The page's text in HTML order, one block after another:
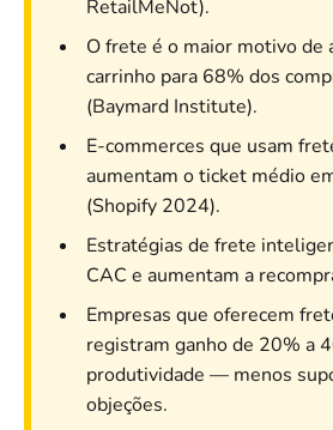
RetailMeNot).
O frete é o maior motivo de
carrinho para 68% dos
(Baymard Institute).
E-commerces que usam
aumentam o ticket médio
(Shopify 2024).
Estratégias de frete
CAC e aumentam a
Empresas que oferecem
registram ganho de 20% a
produtividade — menos
objeções.